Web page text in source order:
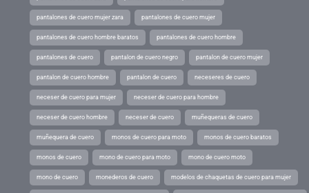
pantalones de cuero mujer zara pantalones de cuero mujer
pantalones de cuero hombre baratos pantalones de cuero hombre
pantalones de cuero pantalon de cuero negro pantalon de cuero mujer
pantalon de cuero hombre pantalon de cuero neceseres de cuero
neceser de cuero para mujer neceser de cuero para hombre
neceser de cuero hombre neceser de cuero muñequeras de cuero
muñequera de cuero monos de cuero para moto monos de cuero baratos
monos de cuero mono de cuero para moto mono de cuero moto
mono de cuero monederos de cuero modelos de chaquetas de cuero para mujer